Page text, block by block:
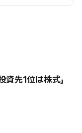
先1位は株式」